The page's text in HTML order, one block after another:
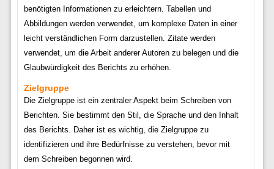
benötigten Informationen zu erleichtern. Tabellen und
Abbildungen werden verwendet, um komplexe Daten in einer
leicht verständlichen Form darzustellen. Zitate werden
verwendet, um die Arbeit anderer Autoren zu belegen und die
Glaubwürdigkeit des Berichts zu erhöhen.
Zielgruppe
Die Zielgruppe ist ein zentraler Aspekt beim Schreiben von
Berichten. Sie bestimmt den Stil, die Sprache und den Inhalt
des Berichts. Daher ist es wichtig, die Zielgruppe zu
identifizieren und ihre Bedürfnisse zu verstehen, bevor mit
dem Schreiben begonnen wird.